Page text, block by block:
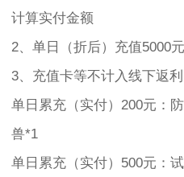
计算实付金额
2、单日（折后）充值5000
3、充值卡等不计入线下返利
单日累充（实付）200元：
兽*1
单日累充（实付）500元：